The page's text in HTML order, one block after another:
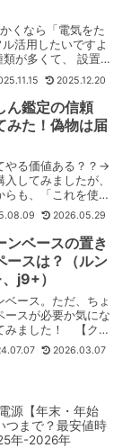
くなら「電気をた
活用したいですよ
が多くて、 設置
2025.12.20
ん鑑定の信頼
みた！偽物は届
やる価値ある？？→
してみましたが、
も、「これを使え
ベルでした...
2026.05.29
ンベースの置き
ースは？（ルン
j9+）
ース。ただ、ちょ
ースが必要か気にな
みました！ 【クリ
体を置く場...
2026.03.07
源【年末・年始
つまで？最安値時
年-2026年